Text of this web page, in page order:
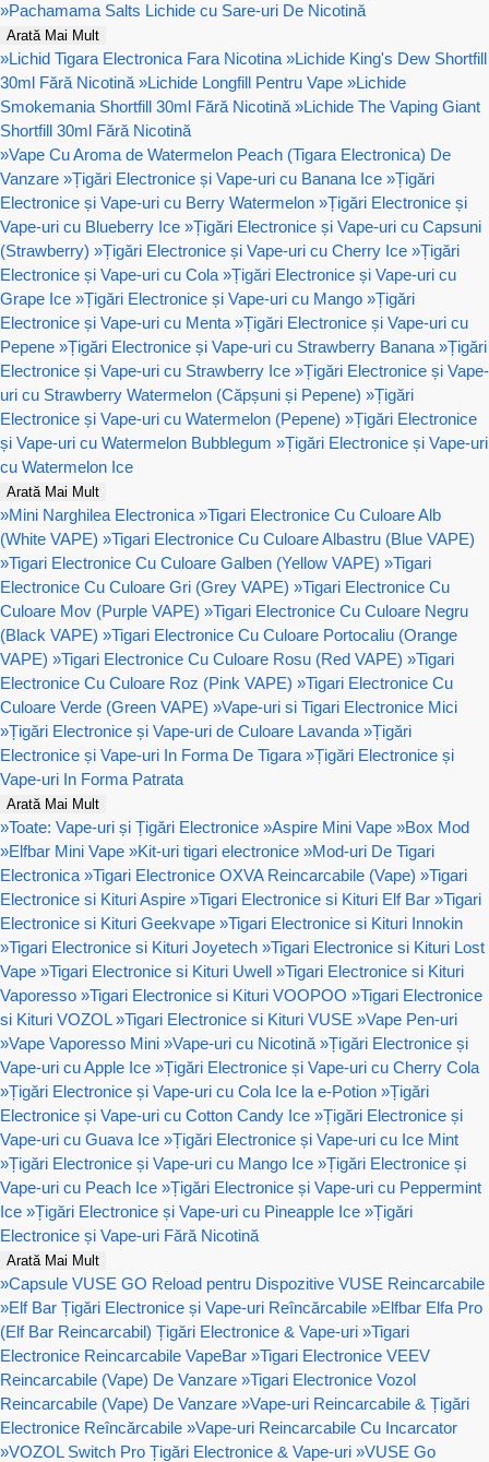
»Pachamama Salts Lichide cu Sare-uri De Nicotină
Arată Mai Mult
»Lichid Tigara Electronica Fara Nicotina »Lichide King's Dew Shortfill
30ml Fără Nicotină »Lichide Longfill Pentru Vape »Lichide
Smokemania Shortfill 30ml Fără Nicotină »Lichide The Vaping Giant
Shortfill 30ml Fără Nicotină
»Vape Cu Aroma de Watermelon Peach (Tigara Electronica) De
Vanzare »Țigări Electronice și Vape-uri cu Banana Ice »Țigări
Electronice și Vape-uri cu Berry Watermelon »Țigări Electronice și
Vape-uri cu Blueberry Ice »Țigări Electronice și Vape-uri cu Capsuni
(Strawberry) »Țigări Electronice și Vape-uri cu Cherry Ice »Țigări
Electronice și Vape-uri cu Cola »Țigări Electronice și Vape-uri cu
Grape Ice »Țigări Electronice și Vape-uri cu Mango »Țigări
Electronice și Vape-uri cu Menta »Țigări Electronice și Vape-uri cu
Pepene »Țigări Electronice și Vape-uri cu Strawberry Banana »Țigări
Electronice și Vape-uri cu Strawberry Ice »Țigări Electronice și Vape-
uri cu Strawberry Watermelon (Căpșuni și Pepene) »Țigări
Electronice și Vape-uri cu Watermelon (Pepene) »Țigări Electronice
și Vape-uri cu Watermelon Bubblegum »Țigări Electronice și Vape-uri
cu Watermelon Ice
Arată Mai Mult
»Mini Narghilea Electronica »Tigari Electronice Cu Culoare Alb
(White VAPE) »Tigari Electronice Cu Culoare Albastru (Blue VAPE)
»Tigari Electronice Cu Culoare Galben (Yellow VAPE) »Tigari
Electronice Cu Culoare Gri (Grey VAPE) »Tigari Electronice Cu
Culoare Mov (Purple VAPE) »Tigari Electronice Cu Culoare Negru
(Black VAPE) »Tigari Electronice Cu Culoare Portocaliu (Orange
VAPE) »Tigari Electronice Cu Culoare Rosu (Red VAPE) »Tigari
Electronice Cu Culoare Roz (Pink VAPE) »Tigari Electronice Cu
Culoare Verde (Green VAPE) »Vape-uri si Tigari Electronice Mici
»Țigări Electronice și Vape-uri de Culoare Lavanda »Țigări
Electronice și Vape-uri In Forma De Tigara »Țigări Electronice și
Vape-uri In Forma Patrata
Arată Mai Mult
»Toate: Vape-uri și Țigări Electronice »Aspire Mini Vape »Box Mod
»Elfbar Mini Vape »Kit-uri tigari electronice »Mod-uri De Tigari
Electronica »Tigari Electronice OXVA Reincarcabile (Vape) »Tigari
Electronice si Kituri Aspire »Tigari Electronice si Kituri Elf Bar »Tigari
Electronice si Kituri Geekvape »Tigari Electronice si Kituri Innokin
»Tigari Electronice si Kituri Joyetech »Tigari Electronice si Kituri Lost
Vape »Tigari Electronice si Kituri Uwell »Tigari Electronice si Kituri
Vaporesso »Tigari Electronice si Kituri VOOPOO »Tigari Electronice
si Kituri VOZOL »Tigari Electronice si Kituri VUSE »Vape Pen-uri
»Vape Vaporesso Mini »Vape-uri cu Nicotină »Țigări Electronice și
Vape-uri cu Apple Ice »Țigări Electronice și Vape-uri cu Cherry Cola
»Țigări Electronice și Vape-uri cu Cola Ice la e-Potion »Țigări
Electronice și Vape-uri cu Cotton Candy Ice »Țigări Electronice și
Vape-uri cu Guava Ice »Țigări Electronice și Vape-uri cu Ice Mint
»Țigări Electronice și Vape-uri cu Mango Ice »Țigări Electronice și
Vape-uri cu Peach Ice »Țigări Electronice și Vape-uri cu Peppermint
Ice »Țigări Electronice și Vape-uri cu Pineapple Ice »Țigări
Electronice și Vape-uri Fără Nicotină
Arată Mai Mult
»Capsule VUSE GO Reload pentru Dispozitive VUSE Reincarcabile
»Elf Bar Țigări Electronice și Vape-uri Reîncărcabile »Elfbar Elfa Pro
(Elf Bar Reincarcabil) Țigări Electronice & Vape-uri »Tigari
Electronice Reincarcabile VapeBar »Tigari Electronice VEEV
Reincarcabile (Vape) De Vanzare »Tigari Electronice Vozol
Reincarcabile (Vape) De Vanzare »Vape-uri Reincarcabile & Țigări
Electronice Reîncărcabile »Vape-uri Reincarcabile Cu Incarcator
»VOZOL Switch Pro Țigări Electronice & Vape-uri »VUSE Go